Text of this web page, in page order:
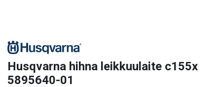
Husqvarna hihna leikkuulaite c155x
5895640-01